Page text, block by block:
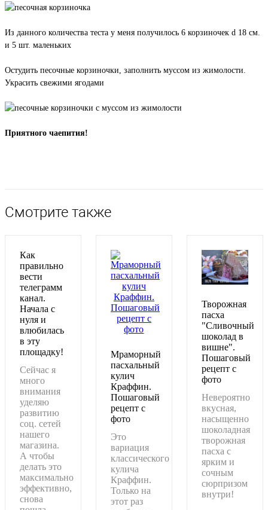
Из данного количества теста у меня получилось 6 корзиночек d 18 см.
и 5 шт. маленьких
Остудить песочные корзиночки, заполнить муссом из жимолости.
Украсить свежими ягодами
Приятного чаепития!
Смотрите также
Как
правильно
вести
телеграмм
канал.
Начала с
нуля и
влюбилась
в эту
площадку!
Сейчас я
много
внимания
уделяю
развитию
соц. сетей
нашего
магазина.
А чтобы
делать это
максимально
эффективно,
снова
Мраморный
пасхальный
кулич
Краффин.
Пошаговый
рецепт с
фото
Это
вариация
классического
кулича
Краффин.
Только на
этот раз
Творожная
пасха
"Сливочный
шоколад в
вишне".
Пошаговый
рецепт с
фото
Невероятно
вкусная,
насыщенно
шоколадная
творожная
пасха с
ярким и
сочным
сюрпризом
внутри!